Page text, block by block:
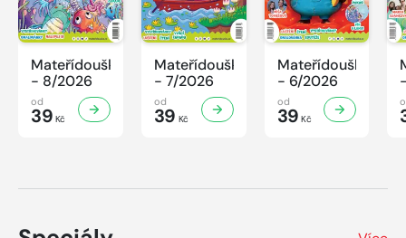
Mateřídouška
- 8/2026
od
39 Kč
Mateřídouška
- 7/2026
od
39 Kč
Mateřídouška
- 6/2026
od
39 Kč